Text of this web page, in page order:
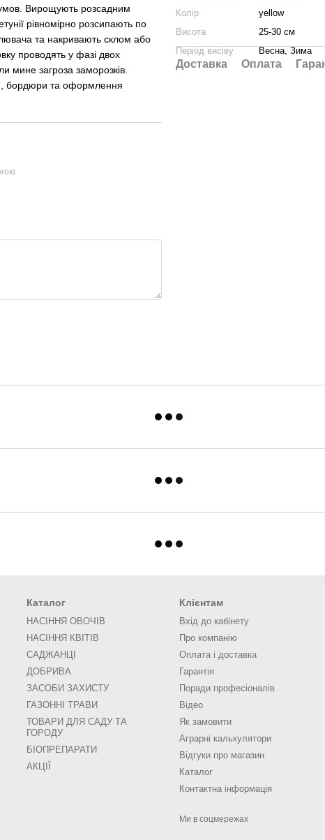
умов. Вирощують розсадним
рівномірно розсипають по
та накривають склом або
проводять у фазі двох
мине загроза заморозків.
бордюри та оформлення
Колір
yellow
Висота
25-30 см
Період висіву
Весна, Зима
Доставка Оплата
Каталог
НАСІННЯ ОВОЧІВ
НАСІННЯ КВІТІВ
САДЖАНЦІ
ДОБРИВА
ЗАСОБИ ЗАХИСТУ
ГАЗОННІ ТРАВИ
ТОВАРИ ДЛЯ САДУ ТА
ГОРОДУ
БІОПРЕПАРАТИ
АКЦІЇ
Клієнтам
Вхід до кабінету
Про компанію
Оплата і доставка
Гарантія
Поради професіоналів
Відео
Як замовити
Аграрні калькулятори
Відгуки про магазин
Каталог
Контактна інформація
Ми в соцмережах